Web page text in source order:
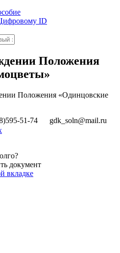
ID
Положения
Положения «Одинцовские
51-74
gdk_soln@mail.ru
документ
вкладке